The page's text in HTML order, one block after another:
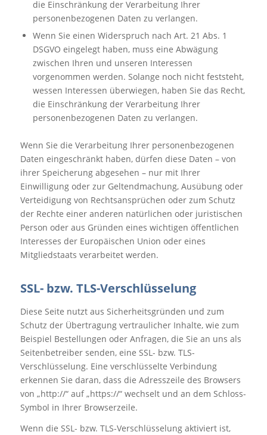
die Einschränkung der Verarbeitung Ihrer
personenbezogenen Daten zu verlangen.
Wenn Sie einen Widerspruch nach Art. 21 Abs. 1
DSGVO eingelegt haben, muss eine Abwägung
zwischen Ihren und unseren Interessen
vorgenommen werden. Solange noch nicht feststeht,
wessen Interessen überwiegen, haben Sie das Recht,
die Einschränkung der Verarbeitung Ihrer
personenbezogenen Daten zu verlangen.
Wenn Sie die Verarbeitung Ihrer personenbezogenen
Daten eingeschränkt haben, dürfen diese Daten – von
ihrer Speicherung abgesehen – nur mit Ihrer
Einwilligung oder zur Geltendmachung, Ausübung oder
Verteidigung von Rechtsansprüchen oder zum Schutz
der Rechte einer anderen natürlichen oder juristischen
Person oder aus Gründen eines wichtigen öffentlichen
Interesses der Europäischen Union oder eines
Mitgliedstaats verarbeitet werden.
SSL- bzw. TLS-Verschlüsselung
Diese Seite nutzt aus Sicherheitsgründen und zum
Schutz der Übertragung vertraulicher Inhalte, wie zum
Beispiel Bestellungen oder Anfragen, die Sie an uns als
Seitenbetreiber senden, eine SSL- bzw. TLS-
Verschlüsselung. Eine verschlüsselte Verbindung
erkennen Sie daran, dass die Adresszeile des Browsers
von „http://“ auf „https://“ wechselt und an dem Schloss-
Symbol in Ihrer Browserzeile.
Wenn die SSL- bzw. TLS-Verschlüsselung aktiviert ist,